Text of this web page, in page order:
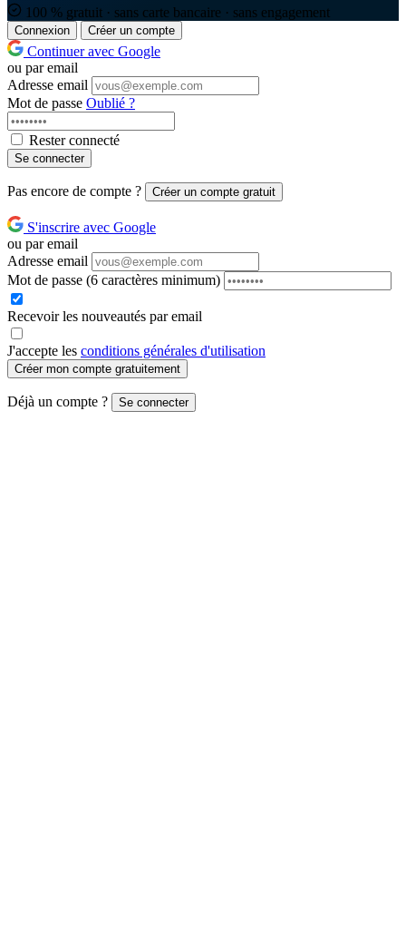
100 % gratuit · sans carte bancaire · sans engagement
Connexion Créer un compte
Continuer avec Google
ou par email
Adresse email
Mot de passe Oublié ?
Rester connecté
Se connecter
Pas encore de compte ? Créer un compte gratuit
S'inscrire avec Google
ou par email
Adresse email
Mot de passe (6 caractères minimum)
Recevoir les nouveautés par email
J'accepte les conditions générales d'utilisation
Créer mon compte gratuitement
Déjà un compte ? Se connecter